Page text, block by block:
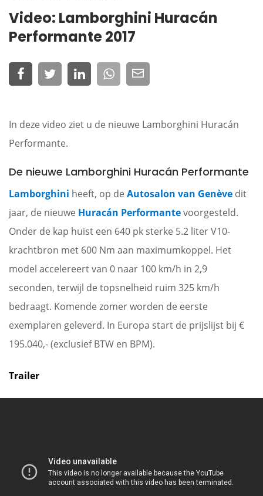
Video: Lamborghini Huracán
Performante 2017
In deze video ziet u de nieuwe Lamborghini Huracán
Performante.
De nieuwe Lamborghini Huracán Performante
Lamborghini heeft, op de Autosalon van Genève dit
jaar, de nieuwe Huracán Performantevoorgesteld.
Onder de kap huist een 640 pk sterke 5.2 liter V10-
krachtbron met 600 Nm aan maximumkoppel. Het
model accelereert van 0 naar 100 km/h in 2,9
seconden, terwijl de topsnelheid ruim 325 km/h
bedraagt. Komende zomer worden de eerste
exemplaren geleverd. In Europa start de prijslijst bij €
195.040,- (exclusief BTW en BPM).
Trailer